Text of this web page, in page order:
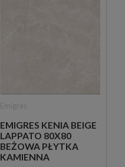
EMIGRES KENIA BEIGE
LAPPATO 80X80
BEŻOWA PŁYTKA
KAMIENNA